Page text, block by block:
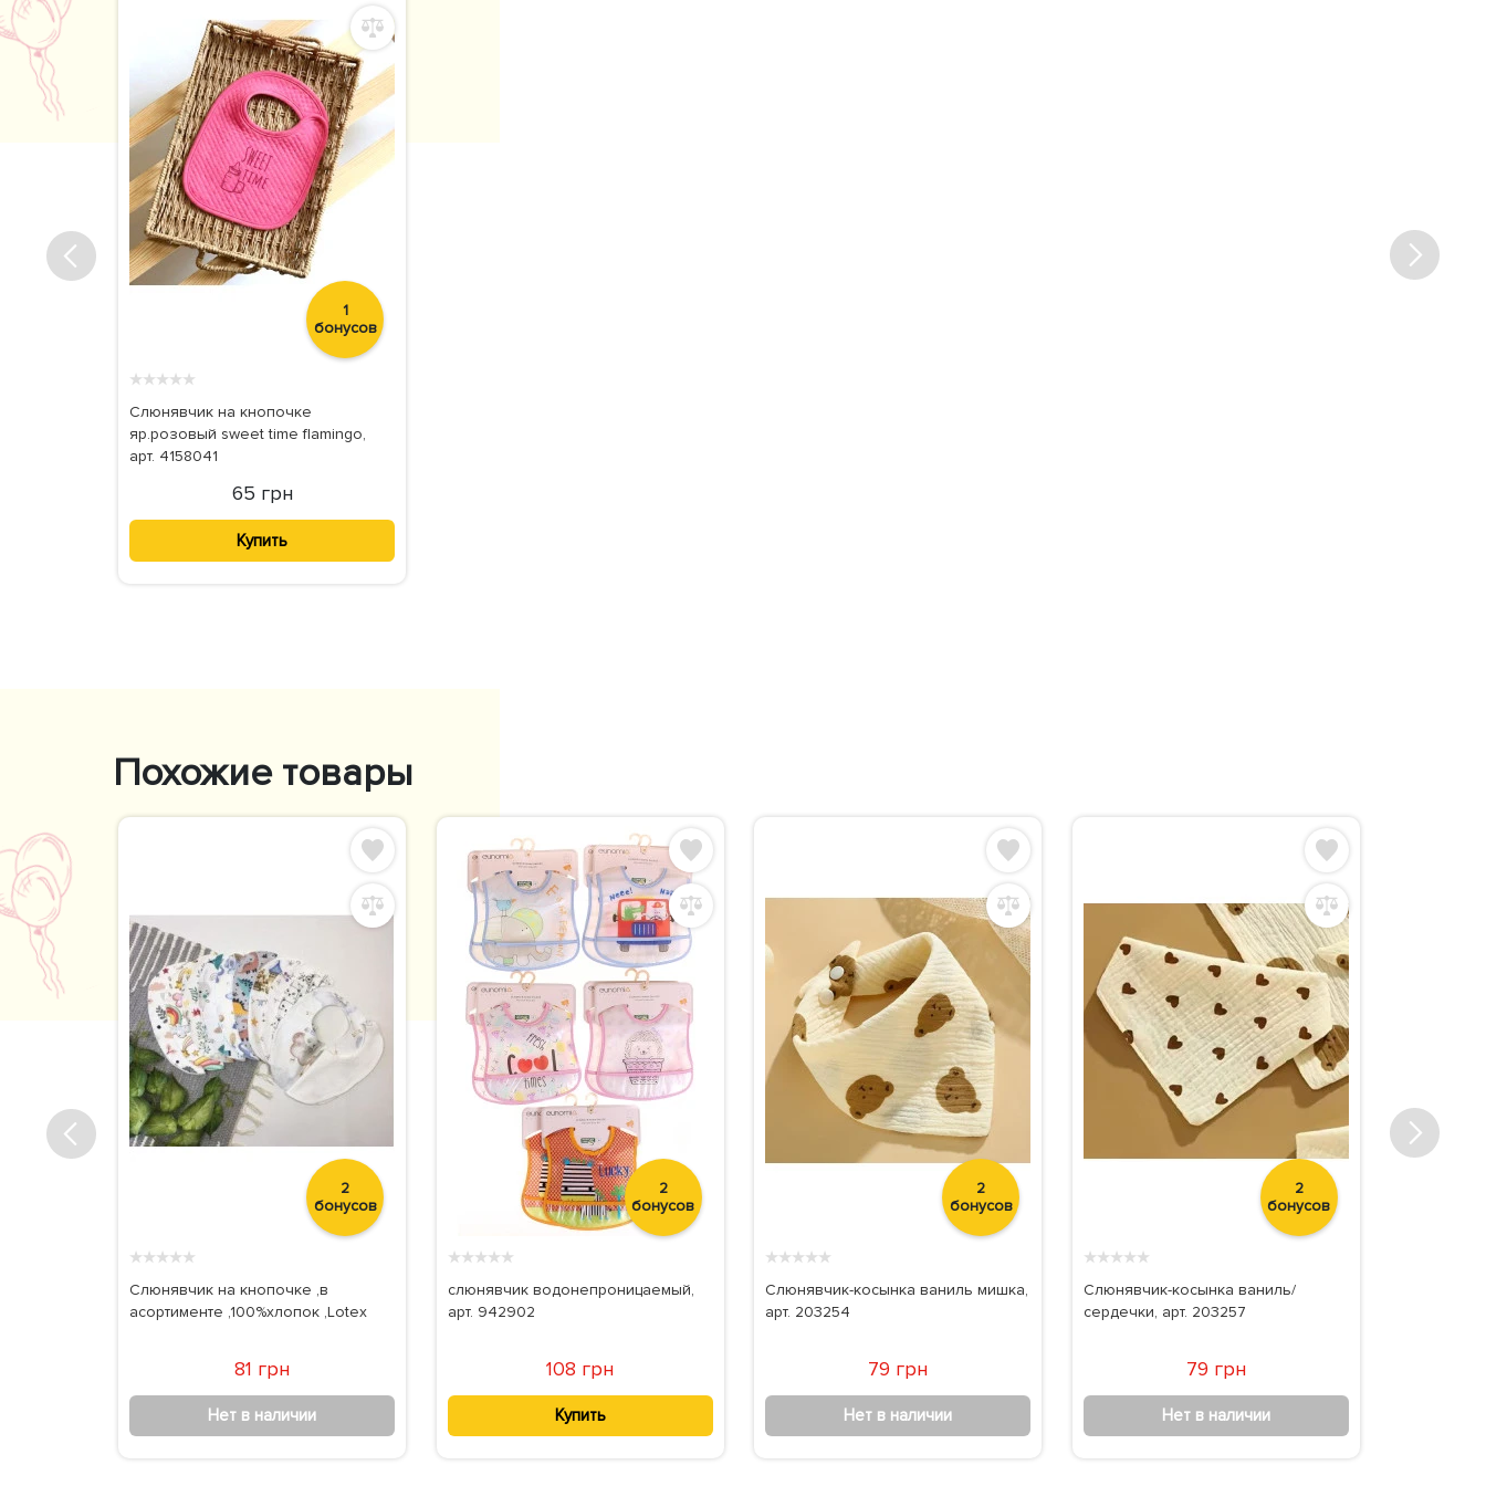
1
бонусов
★★★★★
Слюнявчик на кнопочке
яр.розовый sweet time flamingo,
арт. 4158041
65 грн
Купить
Похожие товары
2
бонусов
★★★★★
Слюнявчик на кнопочке ,в
асортименте ,100%хлопок ,Lotex
81 грн
Нет в наличии
2
бонусов
★★★★★
слюнявчик водонепроницаемый,
арт. 942902
108 грн
Купить
2
бонусов
★★★★★
Слюнявчик-косынка ваниль мишка,
арт. 203254
79 грн
Нет в наличии
2
бонусов
★★★★★
Слюнявчик-косынка ваниль/
сердечки, арт. 203257
79 грн
Нет в наличии